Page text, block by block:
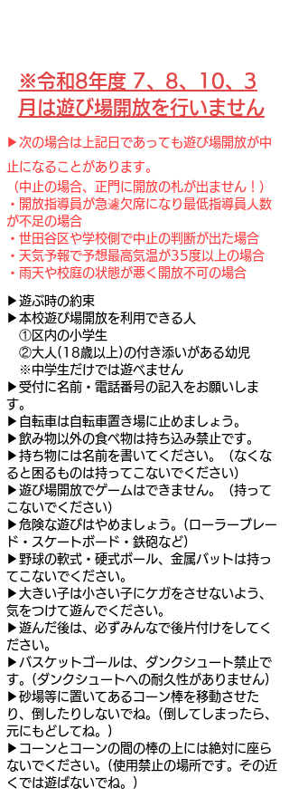
​※令和8年度 7、8、10、3
月は遊び場開放を行いません
▶︎次の場合は上記日であっても遊び場開放が中
止になることがあります。
（中止の場合、正門に開放の札が出ません！）
・開放指導員が急遽欠席になり最低指導員人数
が不足の場合
・世田谷区や学校側で中止の判断が出た場合
・天気予報で予想最高気温が35度以上の場合
・雨天や校庭の状態が悪く開放不可の場合
▶︎遊ぶ時の約束
▶本校遊び場開放を利用できる人
①区内の小学生
②大人(18歳以上)の付き添いがある幼児
※中学生だけでは遊べません
▶︎受付に名前・電話番号の記入をお願いしま
す。
▶︎自転車は自転車置き場に止めましょう。
▶︎飲み物以外の食べ物は持ち込み禁止です。
▶︎持ち物には名前を書いてください。（なくな
ると困るものは持ってこないでください）
▶︎遊び場開放でゲームはできません。（持って
こないでください）
▶︎危険な遊びはやめましょう。(ローラーブレー
ド・スケートボード・鉄砲など)
▶︎野球の軟式・硬式ボール、金属バットは持っ
てこないでください。
▶︎大きい子は小さい子にケガをさせないよう、
気をつけて遊んでください。
▶︎遊んだ後は、必ずみんなで後片付けをしてく
ださい。
▶︎バスケットゴールは、ダンクシュート禁止で
す。(ダンクシュートへの耐久性がありません)
▶︎砂場等に置いてあるコーン棒を移動させた
り、倒したりしないでね。(倒してしまったら、
元にもどしてね。)
▶︎コーンとコーンの間の棒の上には絶対に座ら
ないでください。(使用禁止の場所です。その近
くでは遊ばないでね。)